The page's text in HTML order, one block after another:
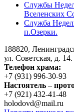
Службы
Вселенских
Служба
п.Озерки.
188820,
ул. Советская, д. 14.
Телефон храма:
+7 (931) 996-30-93
Настоятель –
+7 (921) 432-41-48
holodovd@mail.ru